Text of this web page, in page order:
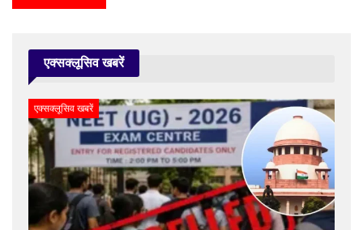
एक्सक्लूसिव खबरें
एक्सक्लूसिव खबरें